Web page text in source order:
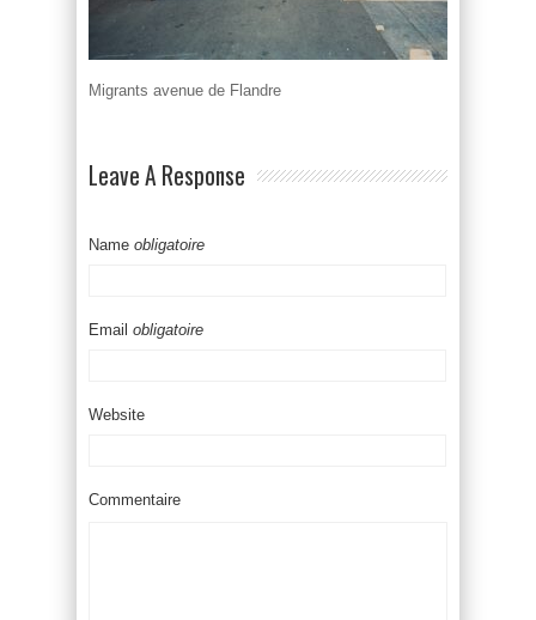
Migrants avenue de Flandre
Leave A Response
Name obligatoire
Email obligatoire
Website
Commentaire